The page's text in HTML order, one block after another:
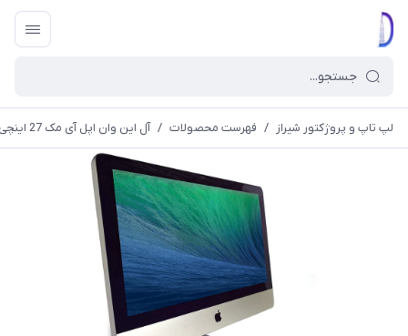
لپ تاپ و پروژکتور شیراز / فهرست محصولات / آل این وان اپل آی مک 27 اینچی Apple iMac A1312 i3